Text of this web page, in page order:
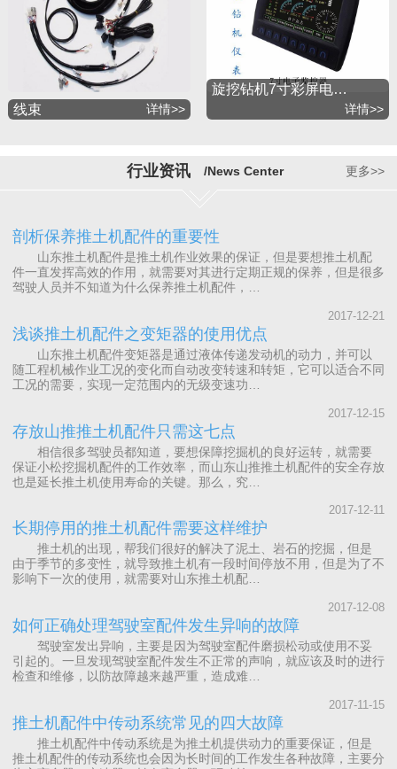
线束 详情>>
旋挖钻机7寸彩屏电…
详情>>
行业资讯 /News Center 更多>>
剖析保养推土机配件的重要性
山东推土机配件是推土机作业效果的保证，但是要想推土机配
件一直发挥高效的作用，就需要对其进行定期正规的保养，但是很多
驾驶人员并不知道为什么保养推土机配件，…
2017-12-21
浅谈推土机配件之变矩器的使用优点
山东推土机配件变矩器是通过液体传递发动机的动力，并可以
随工程机械作业工况的变化而自动改变转速和转矩，它可以适合不同
工况的需要，实现一定范围内的无级变速功…
2017-12-15
存放山推推土机配件只需这七点
相信很多驾驶员都知道，要想保障挖掘机的良好运转，就需要
保证小松挖掘机配件的工作效率，而山东山推推土机配件的安全存放
也是延长推土机使用寿命的关键。那么，究…
2017-12-11
长期停用的推土机配件需要这样维护
推土机的出现，帮我们很好的解决了泥土、岩石的挖掘，但是
由于季节的多变性，就导致推土机有一段时间停放不用，但是为了不
影响下一次的使用，就需要对山东推土机配…
2017-12-08
如何正确处理驾驶室配件发生异响的故障
驾驶室发出异响，主要是因为驾驶室配件磨损松动或使用不妥
引起的。一旦发现驾驶室配件发生不正常的声响，就应该及时的进行
检查和维修，以防故障越来越严重，造成难…
2017-11-15
推土机配件中传动系统常见的四大故障
推土机配件中传动系统是为推土机提供动力的重要保证，但是
推土机配件的传动系统也会因为长时间的工作发生各种故障，主要分